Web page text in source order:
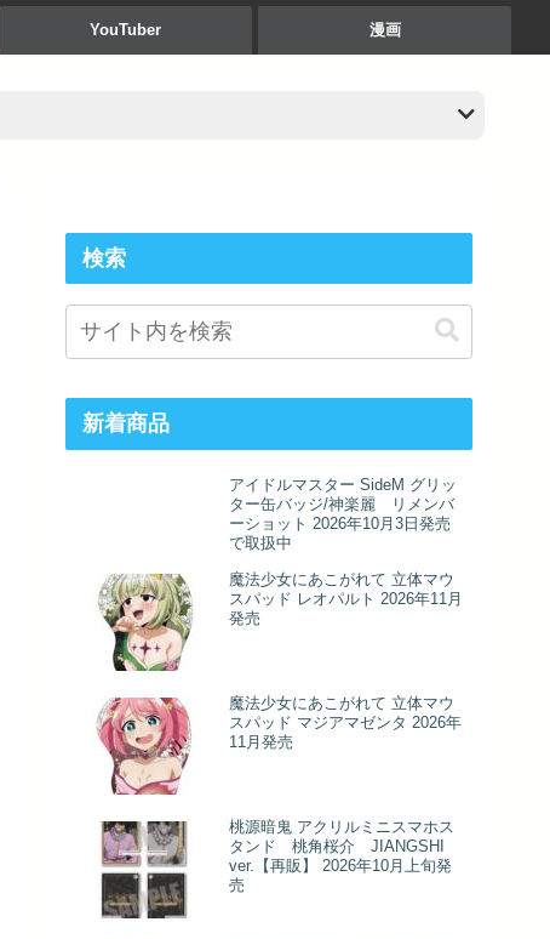
YouTuber 漫画
検索
新着商品
アイドルマスター SideM グリッ
ター缶バッジ/神楽麗 リメンバ
ーショット 2026年10月3日発売
で取扱中
魔法少女にあこがれて 立体マウ
スパッド レオパルト 2026年11月
発売
魔法少女にあこがれて 立体マウ
スパッド マジアマゼンタ 2026年
11月発売
桃源暗鬼 アクリルミニスマホス
タンド 桃角桜介 JIANGSHI
ver.【再販】 2026年10月上旬発
売